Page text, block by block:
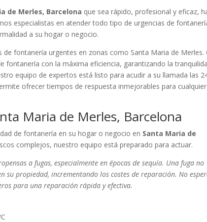
de Merles, Barcelona que sea rápido, profesional y eficaz,
especialistas en atender todo tipo de urgencias de
a su hogar o negocio.
fontanería urgentes en zonas como Santa Maria de Merles.
fontanería con la máxima eficiencia, garantizando la
equipo de expertos está listo para acudir a su llamada las
ofrecer tiempos de respuesta inmejorables para cualquier
Maria de Merles, Barcelona
de fontanería en su hogar o negocio en Santa Maria de
complejos, nuestro equipo está preparado para actuar.
a fugas, especialmente en épocas de sequía. Una fuga no
su propiedad, incrementando los costes de reparación. No
para una reparación rápida y efectiva.